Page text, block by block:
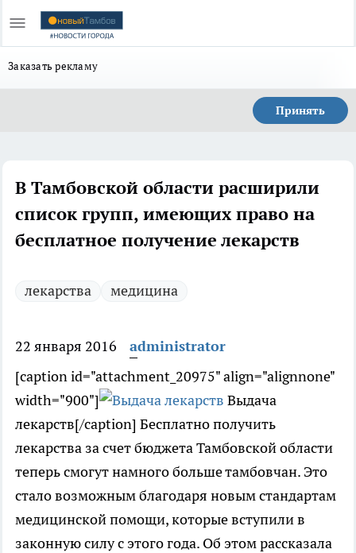
Заказать рекламу
Принять
В Тамбовской области расширили
список групп, имеющих право на
бесплатное получение лекарств
лекарства медицина
22 января 2016
administrator
[caption id="attachment_20975" align="alignnone"
width="900"]
Выдача
лекарств[/caption] Бесплатно получить
лекарства за счет бюджета Тамбовской области
теперь смогут намного больше тамбовчан. Это
стало возможным благодаря новым стандартам
медицинской помощи, которые вступили в
законную силу с этого года. Об этом рассказала